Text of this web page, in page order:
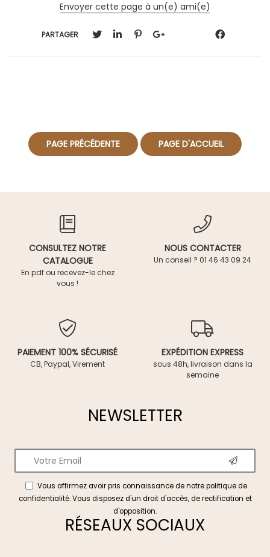
Envoyer cette page à un(e) ami(e)
PARTAGER
CONSULTEZ NOTRE
CATALOGUE
En pdf ou recevez-le chez
vous !
NOUS CONTACTER
Un conseil ? 01 46 43 09 24
PAIEMENT 100% SÉCURISÉ
CB, Paypal, Virement
EXPÉDITION EXPRESS
sous 48h, livraison dans la
semaine
NEWSLETTER
Vous affirmez avoir pris connaissance de notrepolitique de
confidentialité. Vous disposez d'un droit d'accès, de rectification et
d'opposition.
RÉSEAUX SOCIAUX